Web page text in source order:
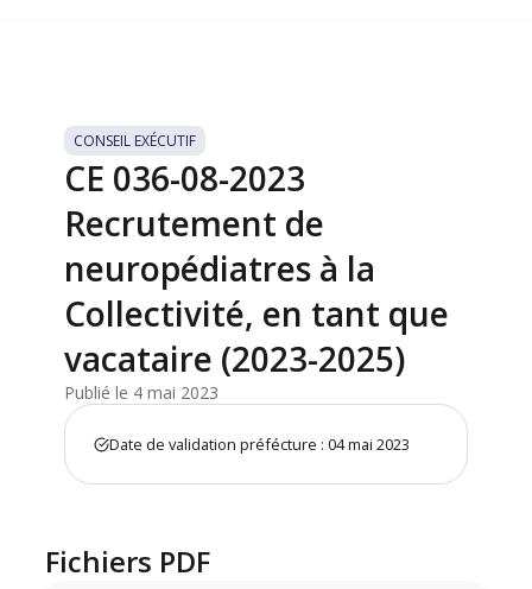
CONSEIL EXÉCUTIF
CE 036-08-2023
Recrutement de
neuropédiatres à la
Collectivité, en tant que
vacataire (2023-2025)
Publié le 4 mai 2023
Date de validation préfécture : 04 mai 2023
Fichiers PDF